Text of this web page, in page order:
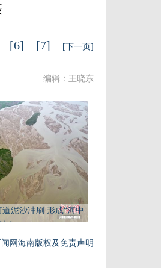
[6] [7] [下一页]
编辑：王晓东
泥沙冲刷 形成“河中
网海南版权及免责声明